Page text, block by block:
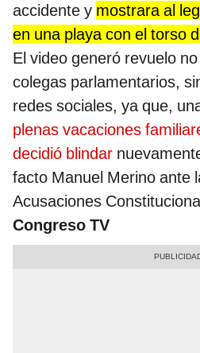
accidente y mostrara al
en una playa con el torso
El video generó revuelo
colegas parlamentarios,
redes sociales, ya que,
plenas vacaciones
decidió blindar
facto Manuel Merino ante
Acusaciones
Congreso TV